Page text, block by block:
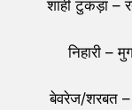
शाही टुकड़ा –
निहारी –
बेवरेज/शरबत